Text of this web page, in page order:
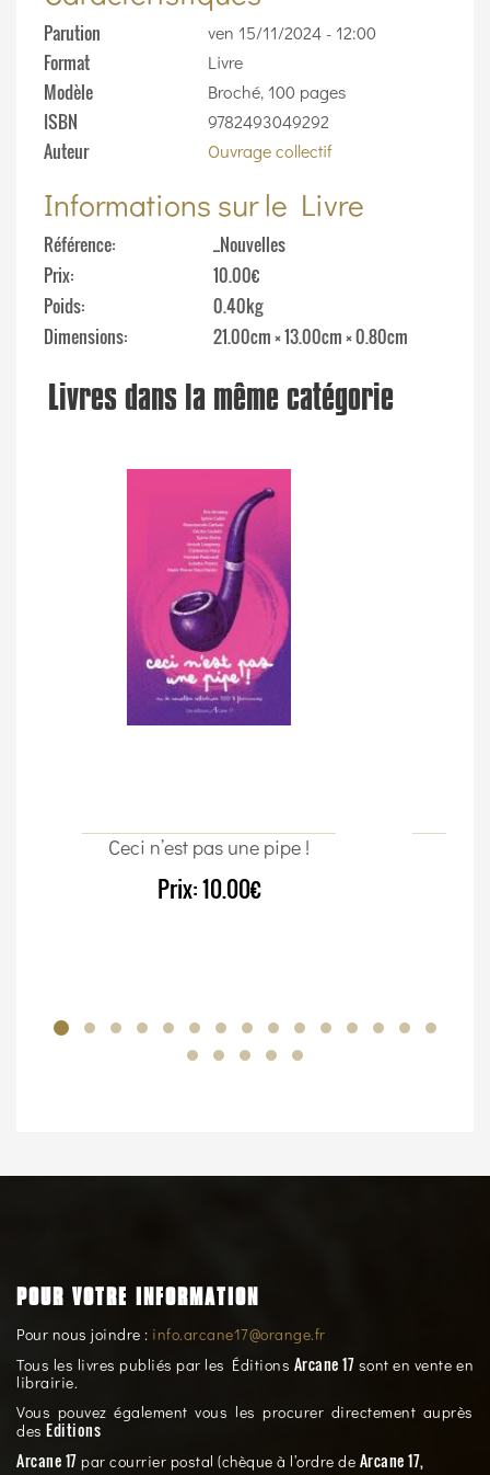
Parution ven 15/11/2024 - 12:00
Format Livre
Modèle Broché, 100 pages
ISBN 9782493049292
Auteur Ouvrage collectif
Informations sur le Livre
Référence
_Nouvelles
Prix
10.00€
Poids
0.40kg
Dimensions
21.00cm × 13.00cm × 0.80cm
Livres dans la même catégorie
Ceci n’est pas une pipe !
Prix:10.00€
POUR VOTRE INFORMATION
Pour nous joindre : info.arcane17@orange.fr
Tous les livres publiés par les Éditions Arcane 17 sont en vente en
librairie.
Vous pouvez également vous les procurer directement auprès
des Editions
Arcane 17 par courrier postal (chèque à l’ordre de Arcane 17,